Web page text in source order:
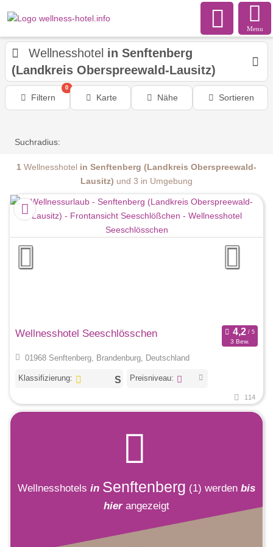
Menu
Wellnesshotel in Senftenberg
(Landkreis Oberspreewald-Lausitz)
Filtern
0
Karte Nähe Sortieren
Suchradius:
1 Wellnesshotel in Senftenberg (Landkreis Oberspreewald-
Lausitz) und 3 in Umgebung
Wellnesshotel Seeschlösschen
3 Bew.
01968 Senftenberg, Brandenburg, Deutschland
Klassifizierung: Preisniveau:
114
Wellnesshotels in Senftenberg (1) werden bis
hierangezeigt